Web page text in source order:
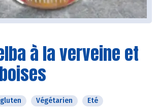
à la verveine et
Végétarien Eté